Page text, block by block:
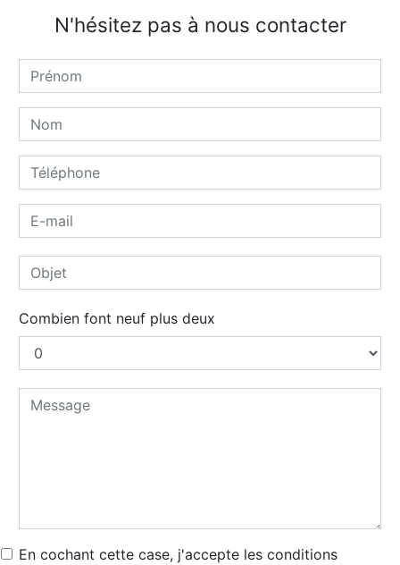
N'hésitez pas à nous contacter
Combien font neuf plus deux
En cochant cette case, j'accepte les conditions